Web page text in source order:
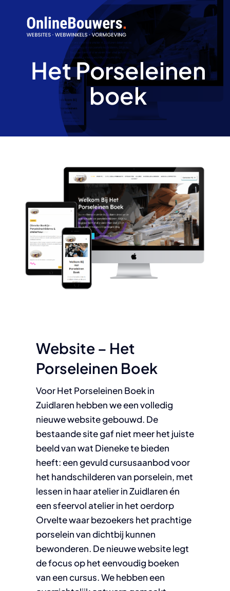
content
Het Porseleinen
boek
Website – Het
Porseleinen Boek
Voor Het Porseleinen Boek in
Zuidlaren hebben we een volledig
nieuwe website gebouwd. De
bestaande site gaf niet meer het juiste
beeld van wat Dieneke te bieden
heeft: een gevuld cursusaanbod voor
het handschilderen van porselein, met
lessen in haar atelier in Zuidlaren én
een sfeervol atelier in het oerdorp
Orvelte waar bezoekers het prachtige
porselein van dichtbij kunnen
bewonderen. De nieuwe website legt
de focus op het eenvoudig boeken
van een cursus. We hebben een